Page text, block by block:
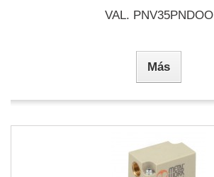
VAL. PNV35PNDOO
Más